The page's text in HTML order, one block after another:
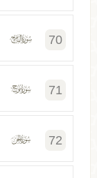
70
71
72